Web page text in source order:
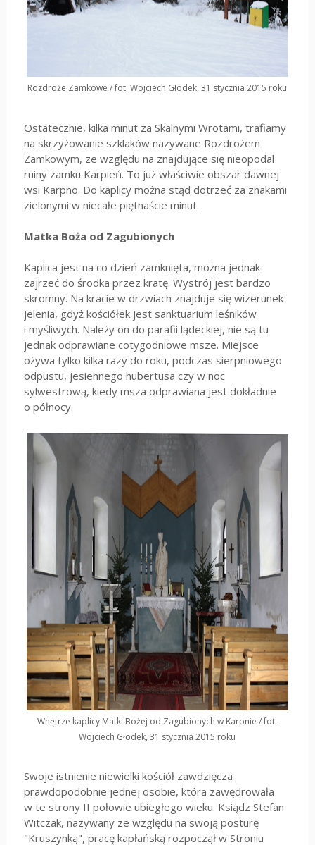
Rozdroże Zamkowe / fot. Wojciech Głodek, 31 stycznia 2015 roku
Ostatecznie, kilka minut za Skalnymi Wrotami, trafiamy
na skrzyżowanie szklaków nazywane Rozdrożem
Zamkowym, ze względu na znajdujące się nieopodal
ruiny zamku Karpień. To już właściwie obszar dawnej
wsi Karpno. Do kaplicy można stąd dotrzeć za znakami
zielonymi w niecałe piętnaście minut.
Matka Boża od Zagubionych
Kaplica jest na co dzień zamknięta, można jednak
zajrzeć do środka przez kratę. Wystrój jest bardzo
skromny. Na kracie w drzwiach znajduje się wizerunek
jelenia, gdyż kościółek jest sanktuarium leśników
i myśliwych. Należy on do parafii lądeckiej, nie są tu
jednak odprawiane cotygodniowe msze. Miejsce
ożywa tylko kilka razy do roku, podczas sierpniowego
odpustu, jesiennego hubertusa czy w noc
sylwestrową, kiedy msza odprawiana jest dokładnie
o północy.
Wnętrze kaplicy Matki Bożej od Zagubionych w Karpnie / fot.
Wojciech Głodek, 31 stycznia 2015 roku
Swoje istnienie niewielki kościół zawdzięcza
prawdopodobnie jednej osobie, która zawędrowała
w te strony II połowie ubiegłego wieku. Ksiądz Stefan
Witczak, nazywany ze względu na swoją posturę
"Kruszynką", pracę kapłańską rozpoczął w Stroniu